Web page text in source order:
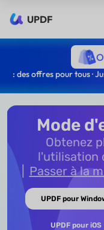
UPDF
: des offres pour tous ·
Mode
Obtenez
l'utilisation
Passer à la
UPDF pour
UPDF pour iOS